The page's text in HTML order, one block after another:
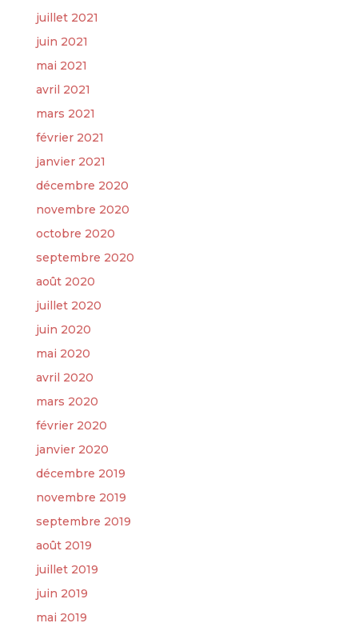
juillet 2021
juin 2021
mai 2021
avril 2021
mars 2021
février 2021
janvier 2021
décembre 2020
novembre 2020
octobre 2020
septembre 2020
août 2020
juillet 2020
juin 2020
mai 2020
avril 2020
mars 2020
février 2020
janvier 2020
décembre 2019
novembre 2019
septembre 2019
août 2019
juillet 2019
juin 2019
mai 2019